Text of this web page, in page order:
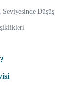
Düşüş